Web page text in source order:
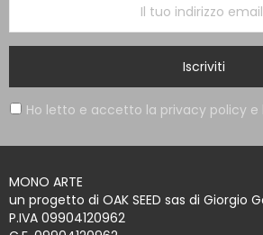
Iscriviti
Ho letto e accetto la privacy policy e
MONO ARTE
un progetto di OAK SEED sas di Giorgio
P.IVA 09904120962